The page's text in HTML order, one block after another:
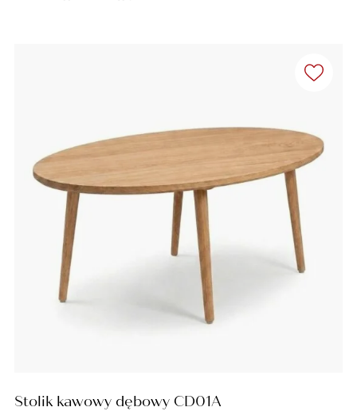
Stolik kawowy dębowy CD01A